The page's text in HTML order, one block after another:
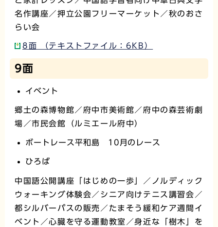
名作講座／押立公園フリーマーケット／秋のおさ
らい会
8面 （テキストファイル：6KB）
9面
イベント
郷土の森博物館／府中市美術館／府中の森芸術劇
場／市民会館（ルミエール府中）
ボートレース平和島 10月のレース
ひろば
中国語公開講座「はじめの一歩」／ノルディック
ウォーキング体験会／シニア向けテニス講習会／
都シルバーパスの販売／たまそう緩和ケア週間イ
ベント／心臓を守る運動教室／身近な「樹木」を